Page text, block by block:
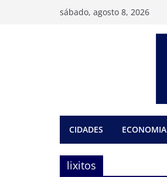
sábado, agosto 8, 2026
CIDADES ECONOMIA
lixitos